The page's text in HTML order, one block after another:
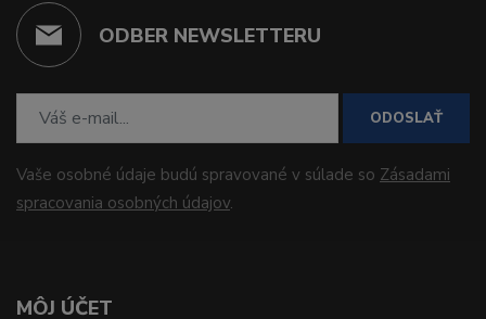
ODBER NEWSLETTERU
ODOSLAŤ
Vaše osobné údaje budú spravované v súlade so Zásadami
spracovania osobných údajov.
MÔJ ÚČET